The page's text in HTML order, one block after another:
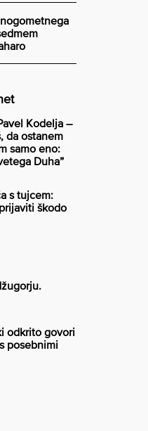
Kodelja –
da ostanem
samo eno:
Duha”
s tujcem:
škodo
odkrito govori
posebnimi